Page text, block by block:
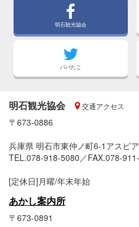
明石観光協会
パパたこ
明石観光協会 交通アクセス
〒673-0886
兵庫県 明石市東仲ノ町6-1アスピ
TEL.078-918-5080／FAX.078-
[定休日]月曜/年末年始
あかし案内所
〒673-0891